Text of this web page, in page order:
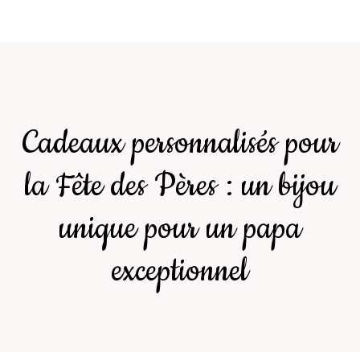
Cadeaux personnalisés pour
la Fête des Pères : un bijou
unique pour un papa
exceptionnel